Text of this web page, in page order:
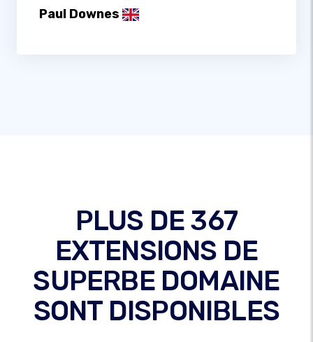
Paul Downes
PLUS DE 367
EXTENSIONS DE
SUPERBE DOMAINE
SONT DISPONIBLES